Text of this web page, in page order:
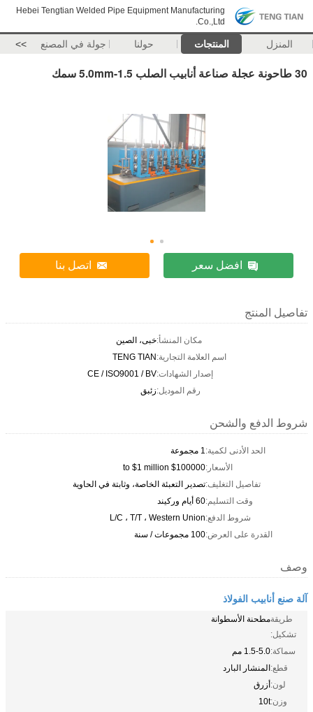
Hebei Tengtian Welded Pipe Equipment Manufacturing
Co.,Ltd.
المنزل المنتجات حولنا جولة في المصنع >>
30 طاحونة عجلة صناعة أنابيب الصلب 1.5-5.0mm سمك
افضل سعر اتصل بنا
تفاصيل المنتج
مكان المنشأ:خبى، الصين
اسم العلامة التجارية:TENG TIAN
إصدار الشهادات:CE / ISO9001 / BV
رقم الموديل:زئبق
شروط الدفع والشحن
الحد الأدنى لكمية:1 مجموعة
الأسعار:$100000 to $1 million
تفاصيل التغليف:تصدير التعبئة الخاصة، وثابتة في الحاوية
وقت التسليم:60 أيام وركيند
شروط الدفع:L/C ، T/T ، Western Union
القدرة على العرض:100 مجموعات / سنة
وصف
آلة صنع أنابيب الفولاذ
طريقة
تشكيل:
مطحنة الأسطوانة
سماكة:1.5-5.0 مم
قطع:المنشار البارد
لون:أزرق
وزن:10t